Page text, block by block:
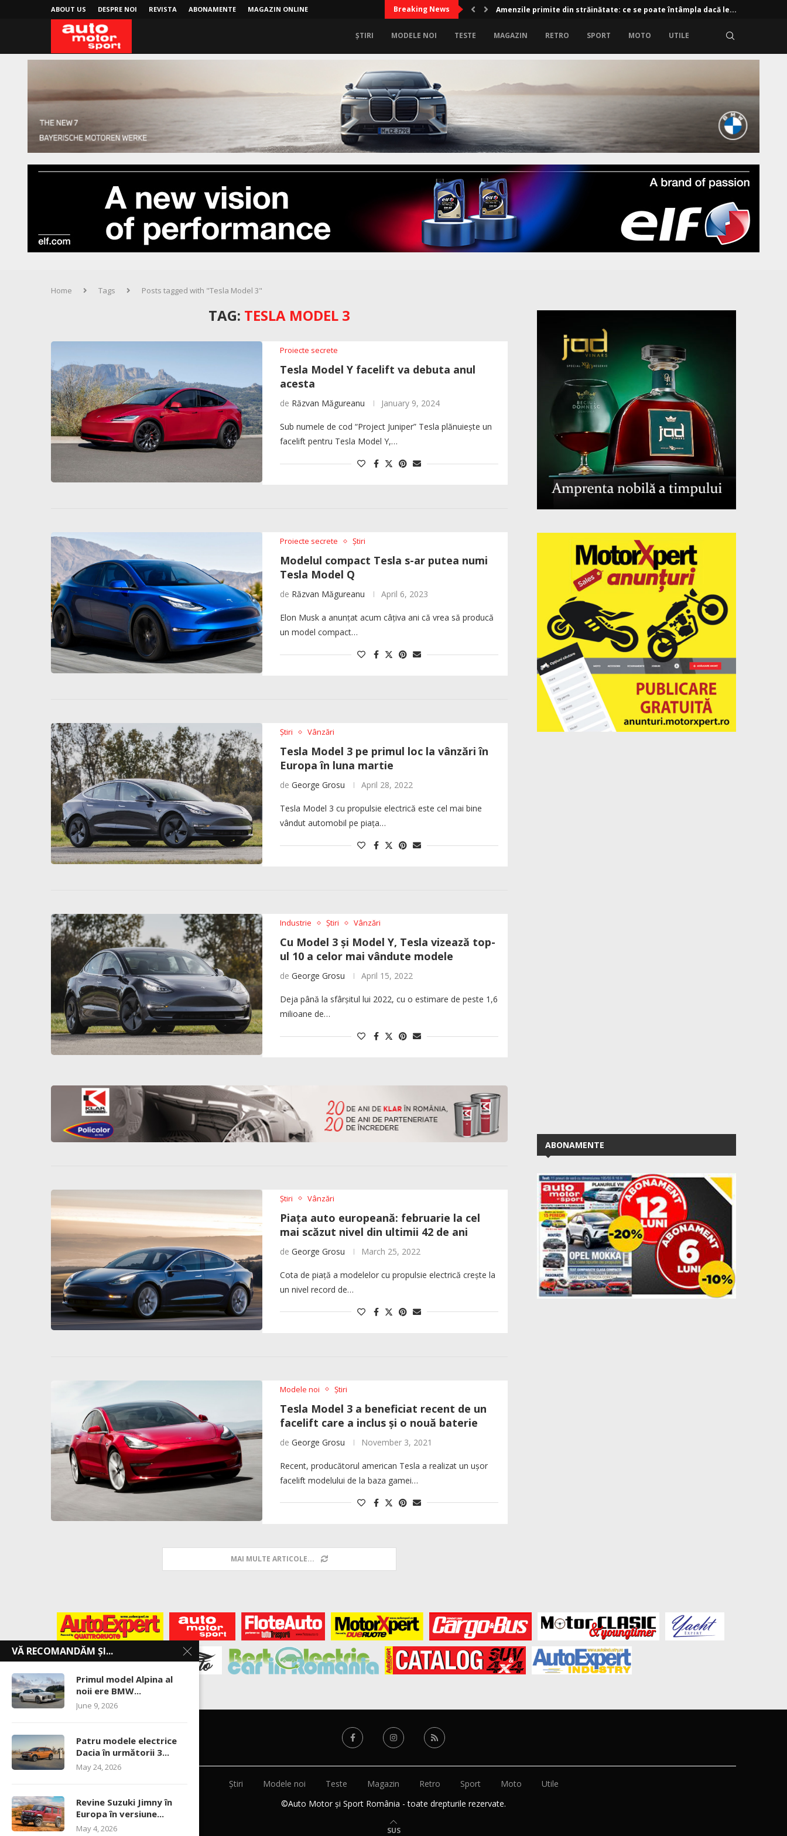
ABOUT US DESPRE NOI REVISTA ABONAMENTE MAGAZIN ONLINE Breaking News Amenzile primite din străinătate: ce se poate întâmpla dacă le...
ȘTIRI MODELE NOI TESTE MAGAZIN RETRO SPORT MOTO UTILE
Home Tags Posts tagged with "Tesla Model 3"
TAG: TESLA MODEL 3
Proiecte secrete
Tesla Model Y facelift va debuta anul
acesta
de Răzvan Măgureanu January 9, 2024
Sub numele de cod “Project Juniper” Tesla plănuiește un
facelift pentru Tesla Model Y,…
Proiecte secrete Știri
Modelul compact Tesla s-ar putea numi
Tesla Model Q
de Răzvan Măgureanu April 6, 2023
Elon Musk a anunțat acum câțiva ani că vrea să producă
un model compact…
Știri Vânzări
Tesla Model 3 pe primul loc la vânzări în
Europa în luna martie
de George Grosu April 28, 2022
Tesla Model 3 cu propulsie electrică este cel mai bine
vândut automobil pe piața…
Industrie Știri Vânzări
Cu Model 3 și Model Y, Tesla vizează top-
ul 10 a celor mai vândute modele
de George Grosu April 15, 2022
Deja până la sfârșitul lui 2022, cu o estimare de peste 1,6
milioane de…
Știri Vânzări
Piața auto europeană: februarie la cel
mai scăzut nivel din ultimii 42 de ani
de George Grosu March 25, 2022
Cota de piață a modelelor cu propulsie electrică crește la
un nivel record de…
Modele noi Știri
Tesla Model 3 a beneficiat recent de un
facelift care a inclus și o nouă baterie
de George Grosu November 3, 2021
Recent, producătorul american Tesla a realizat un ușor
facelift modelului de la baza gamei…
MAI MULTE ARTICOLE...
ABONAMENTE
Știri Modele noi Teste Magazin Retro Sport Moto
Utile
©Auto Motor și Sport România - toate drepturile rezervate.
SUS
VĂ RECOMANDĂM ȘI...
Primul model Alpina al
noii ere BMW...
June 9, 2026
Patru modele electrice
Dacia în următorii 3...
May 24, 2026
Revine Suzuki Jimny în
Europa în versiune...
May 4, 2026